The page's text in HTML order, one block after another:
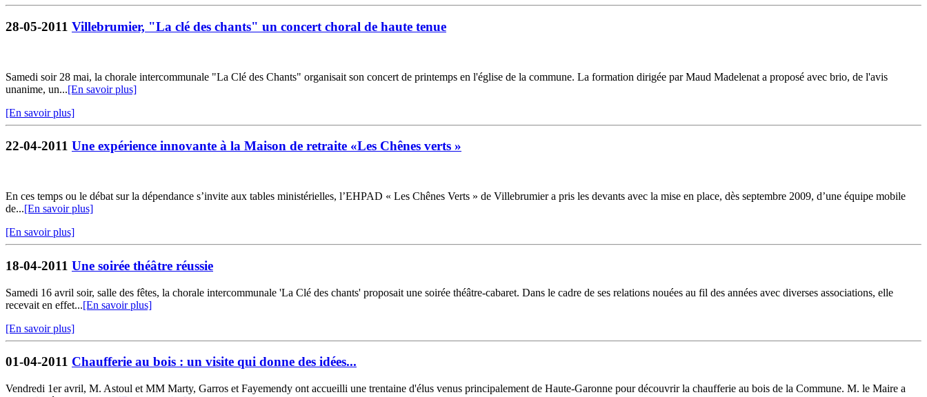
28-05-2011 Villebrumier, "La clé des chants" un concert choral de haute tenue
Samedi soir 28 mai, la chorale intercommunale "La Clé des Chants" organisait son concert de printemps en l'église de la commune. La formation dirigée par Maud Madelenat a proposé avec brio, de l'avis
unanime, un...[En savoir plus]
[En savoir plus]
22-04-2011 Une expérience innovante à la Maison de retraite «Les Chênes verts »
En ces temps ou le débat sur la dépendance s’invite aux tables ministérielles, l’EHPAD « Les Chênes Verts » de Villebrumier a pris les devants avec la mise en place, dès septembre 2009, d’une équipe mobile
de...[En savoir plus]
[En savoir plus]
18-04-2011 Une soirée théâtre réussie
Samedi 16 avril soir, salle des fêtes, la chorale intercommunale 'La Clé des chants' proposait une soirée théâtre-cabaret. Dans le cadre de ses relations nouées au fil des années avec diverses associations, elle
recevait en effet...[En savoir plus]
[En savoir plus]
01-04-2011 Chaufferie au bois : un visite qui donne des idées...
Vendredi 1er avril, M. Astoul et MM Marty, Garros et Fayemendy ont accueilli une trentaine d'élus venus principalement de Haute-Garonne pour découvrir la chaufferie au bois de la Commune. M. le Maire a